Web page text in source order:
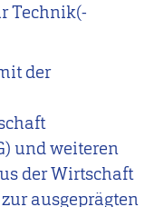
Technik(-
der
und weiteren
der Wirtschaft
ausgeprägten